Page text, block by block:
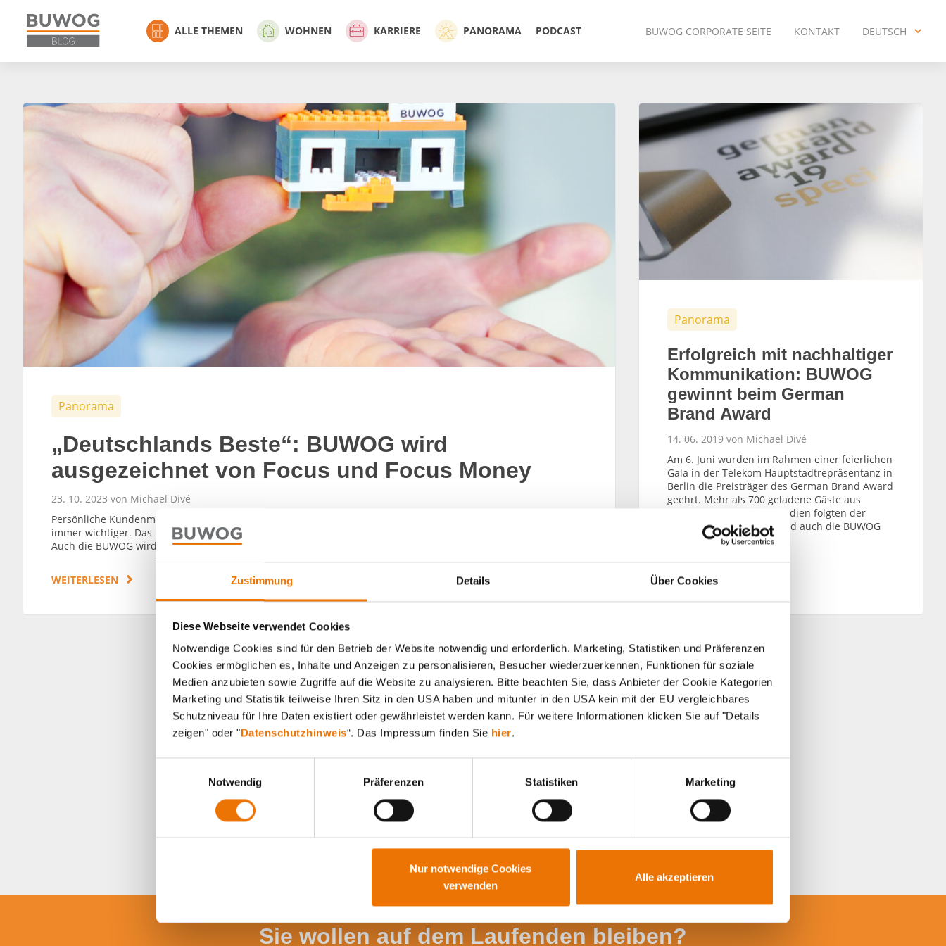
Zustimmung Details Über Cookies
Diese Webseite verwendet Cookies
Notwendige Cookies sind für den Betrieb der Website notwendig und erforderlich. Marketing, Statistiken und Präferenzen
Cookies ermöglichen es, Inhalte und Anzeigen zu personalisieren, Besucher wiederzuerkennen, Funktionen für soziale
Medien anzubieten sowie Zugriffe auf die Website zu analysieren. Bitte beachten Sie, dass Anbieter der Cookie Kategorien
Marketing und Statistik teilweise Ihren Sitz in den USA haben und mitunter in den USA kein mit der EU vergleichbares
Schutzniveau für Ihre Daten existiert oder gewährleistet werden kann. Für weitere Informationen klicken Sie auf "Details
zeigen" oder "Datenschutzhinweis“. Das Impressum finden Sie hier.
u
Notwendig Präferenzen Statistiken Marketing
Nur notwendige Cookies
verwenden
Alle akzeptieren
ALLE THEMEN WOHNEN KARRIERE PANORAMA PODCAST BUWOG CORPORATE SEITE KONTAKT DEUTSCH
Panorama
„Deutschlands Beste“: BUWOG wird
ausgezeichnet von Focus und Focus Money
23. 10. 2023 von Michael Divé
Persönliche Kundenmeinungen und authentische Empfehlung von Produkten und Dienstleistungen werden
immer wichtiger. Das Ranking „Deutschlands Beste“ gibt Auskunft, welche Marken und Unternehmen top sind.
Auch die BUWOG wird wieder ausgezeichnet und schneidet sehr gut ab.
WEITERLESEN
Panorama
Erfolgreich mit nachhaltiger
Kommunikation: BUWOG
gewinnt beim German
Brand Award
14. 06. 2019 von Michael Divé
Am 6. Juni wurden im Rahmen einer feierlichen
Gala in der Telekom Hauptstadtrepräsentanz in
Berlin die Preisträger des German Brand Award
geehrt. Mehr als 700 geladene Gäste aus
Wirtschaft, Kultur und Medien folgten der
exklusiven Einladung – und auch die BUWOG
wurde ausgezeichnet.
WEITERLESEN
Alle Artikel durchsuchen
Sie wollen auf dem Laufenden bleiben?